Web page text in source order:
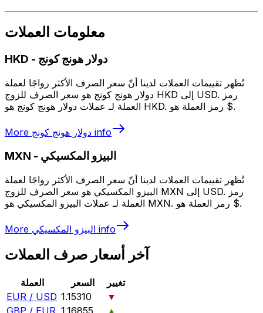
معلومات العملات
HKD - دولار هونج كونج
تُظهر تقييمات العملات لدينا أنّ سعر الصرف الأكثر رواجًا لعملة
دولار هونج كونج هو سعر الصرف للزوج HKD إلى USD. رمز
العملة لـ عملات دولار هونج كونج هو HKD. رمز العملة هو $.
More دولار هونج كونج info
MXN - البيزو المكسيكي
تُظهر تقييمات العملات لدينا أنّ سعر الصرف الأكثر رواجًا لعملة
البيزو المكسيكي هو سعر الصرف للزوج MXN إلى USD. رمز
العملة لـ عملات البيزو المكسيكي هو MXN. رمز العملة هو $.
More البيزو المكسيكي info
آخر أسعار صرف العملات
العملة السعر
تغيير
EUR / USD 1.15310
▼